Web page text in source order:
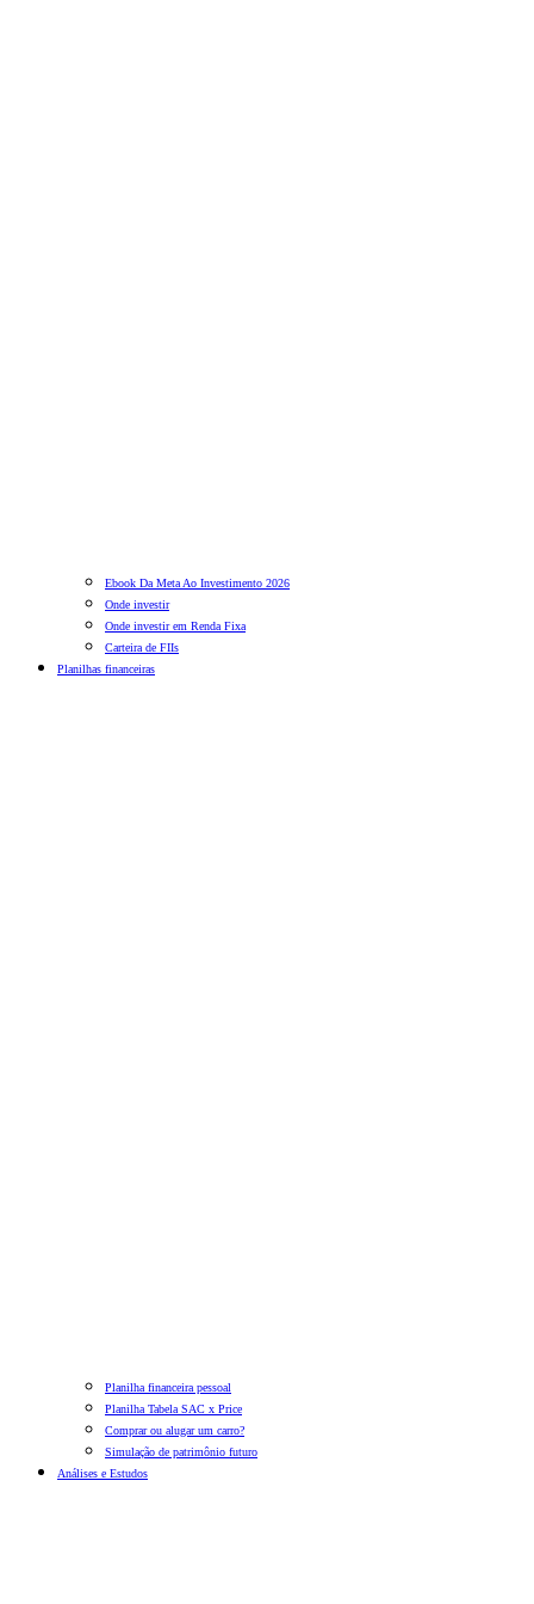
Ebook Da Meta Ao Investimento 2026
Onde investir
Onde investir em Renda Fixa
Carteira de FIIs
Planilhas financeiras
Planilha financeira pessoal
Planilha Tabela SAC x Price
Comprar ou alugar um carro?
Simulação de patrimônio futuro
Análises e Estudos